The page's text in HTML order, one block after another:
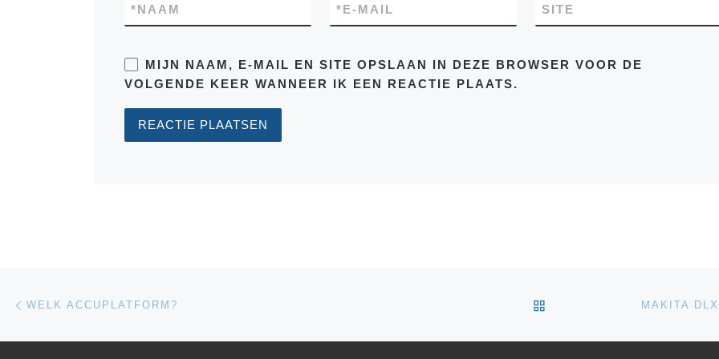
NAAM
* E-MAIL
* SITE
MIJN NAAM, E-MAIL EN SITE OPSLAAN IN DEZE BROWSER VOOR DE
VOLGENDE KEER WANNEER IK EEN REACTIE PLAATS.
Bericht navigatie
WELK ACCUPLATFORM? TERUG NAAR